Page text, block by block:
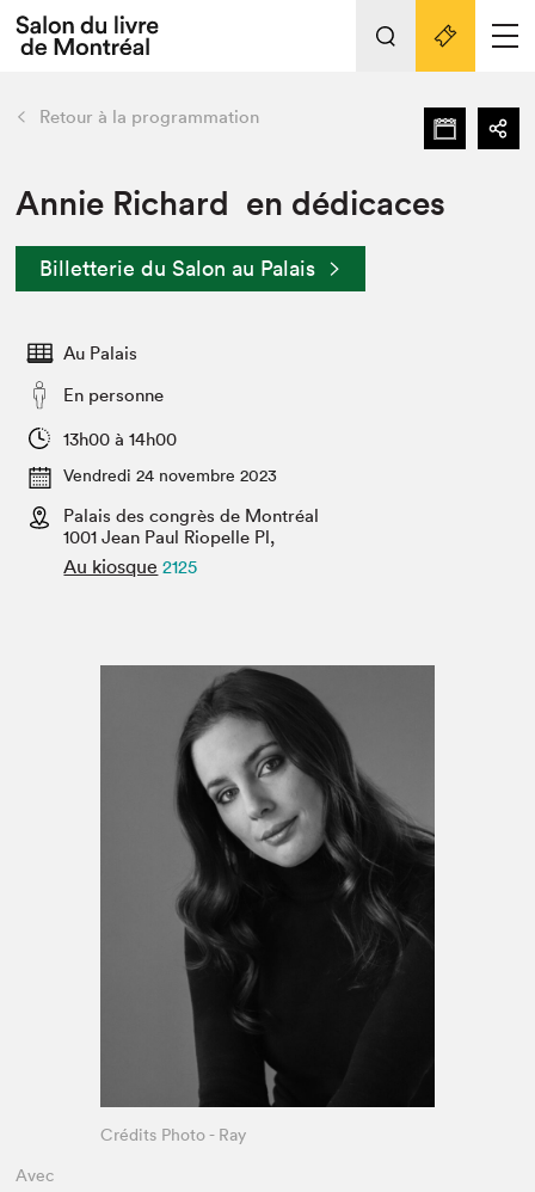
Espace exposant⋅e⋅s
Espace enseignant·e·s
Espace médias
L'événement
Préparer sa visite au Salon
Actualités
SLM PRO
retour Nos activités
Préparer sa visite
Salon dans la ville et en ligne
Projets partenaires
Liens pratiques
Retour à la programmation
Annie Richard en dédicaces
Billetterie du Salon au Palais
Au Palais
En personne
13h00 à 14h00
Vendredi 24 novembre 2023
Palais des congrès de Montréal
1001 Jean Paul Riopelle Pl,
Au kiosque 2125
Avec
Crédits Photo - Ray